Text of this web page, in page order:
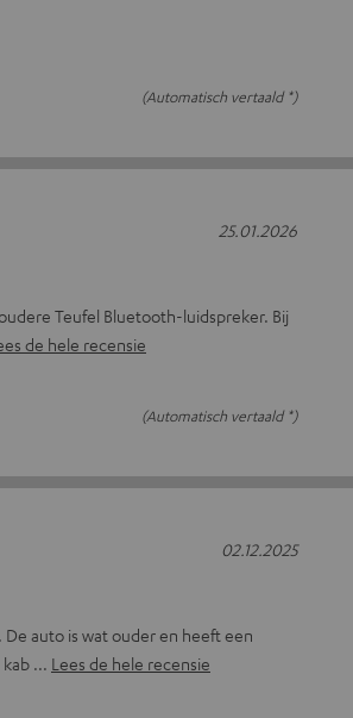
(Automatisch vertaald *)
Teufel Bluetooth-luidspreker. Bij
de hele recensie
(Automatisch vertaald *)
25.01.2026
auto is wat ouder en heeft een
Lees de hele recensie
02.12.2025